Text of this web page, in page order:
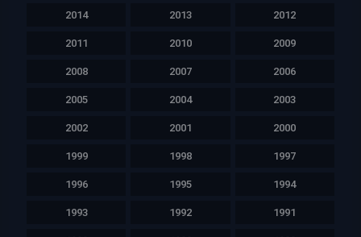
2014 2013 2012
2011 2010 2009
2008 2007 2006
2005 2004 2003
2002 2001 2000
1999 1998 1997
1996 1995 1994
1993 1992 1991